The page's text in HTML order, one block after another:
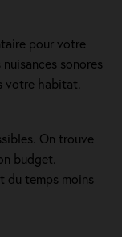
pour votre
sonores
votre habitat.
On trouve
budget.
du temps moins